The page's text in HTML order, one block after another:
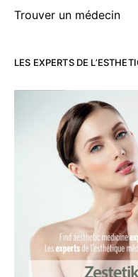
Trouver un médecin
LES EXPERTS DE